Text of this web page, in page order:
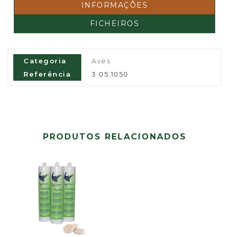
INFORMAÇÕES
FICHEIROS
Categoria
Aves
Referência
3.05.1050
PRODUTOS RELACIONADOS